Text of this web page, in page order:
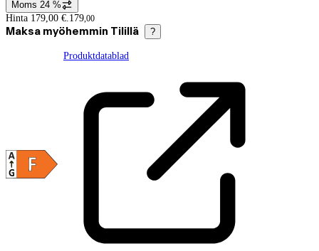
Prisinformation
Moms 24 %
Hinta 179,00 €. 179,00
Maksa myöhemmin Tilillä ?
Produktdatablad